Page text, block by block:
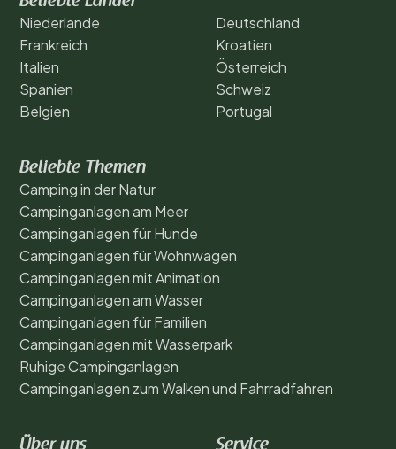
Niederlande
Frankreich
Italien
Spanien
Belgien
Deutschland
Kroatien
Österreich
Schweiz
Portugal
Beliebte Themen
Camping in der Natur
Campinganlagen am Meer
Campinganlagen für Hunde
Campinganlagen für Wohnwagen
Campinganlagen mit Animation
Campinganlagen am Wasser
Campinganlagen für Familien
Campinganlagen mit Wasserpark
Ruhige Campinganlagen
Campinganlagen zum Walken und Fahrradfahren
Über uns Service